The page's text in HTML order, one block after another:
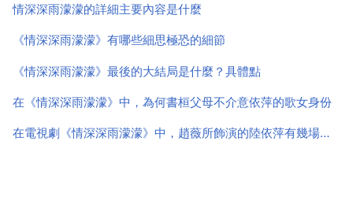
冬 盼來盼去盼不盡 天涯何處是歸鴻 啊情...
情深深雨濛濛的詳細主要內容是什麼
《情深深雨濛濛》有哪些細思極恐的細節
《情深深雨濛濛》最後的大結局是什麼？具體點
在《情深深雨濛濛》中，為何書桓父母不介意依萍的歌女身份
在電視劇《情深深雨濛濛》中，趙薇所飾演的陸依萍有幾場唱歌的戲